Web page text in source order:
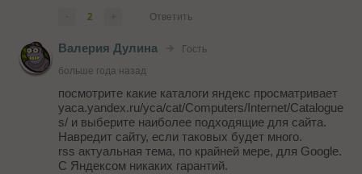
2 Ответить
Валерия Дулина
Гость
больше года назад
посмотрите какие каталоги яндекс просматривает
yaca.yandex.ru/yca/cat/Computers/Internet/Catalogue
s/ и выберите наиболее подходящие для сайта.
Навредит сайту, если таковых будет много.
rss актуальная тема, по крайней мере, для Google.
С Яндексом никаких гарантий.